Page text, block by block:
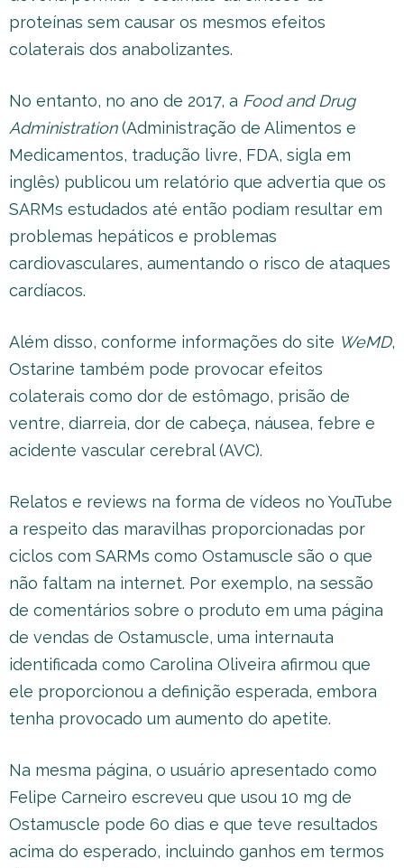
proteínas sem causar os mesmos efeitos
colaterais dos anabolizantes.
No entanto, no ano de 2017, a Food and Drug
Administration(Administração de Alimentos e
Medicamentos, tradução livre, FDA, sigla em
inglês) publicou um relatório que advertia que os
SARMs estudados até então podiam resultar em
problemas hepáticos e problemas
cardiovasculares, aumentando o risco de ataques
cardíacos.
Além disso, conforme informações do site WeMD,
Ostarine também pode provocar efeitos
colaterais como dor de estômago, prisão de
ventre, diarreia, dor de cabeça, náusea, febre e
acidente vascular cerebral (AVC).
Relatos e reviews na forma de vídeos no YouTube
a respeito das maravilhas proporcionadas por
ciclos com SARMs como Ostamuscle são o que
não faltam na internet. Por exemplo, na sessão
de comentários sobre o produto em uma página
de vendas de Ostamuscle, uma internauta
identificada como Carolina Oliveira afirmou que
ele proporcionou a definição esperada, embora
tenha provocado um aumento do apetite.
Na mesma página, o usuário apresentado como
Felipe Carneiro escreveu que usou 10 mg de
Ostamuscle pode 60 dias e que teve resultados
acima do esperado, incluindo ganhos em termos